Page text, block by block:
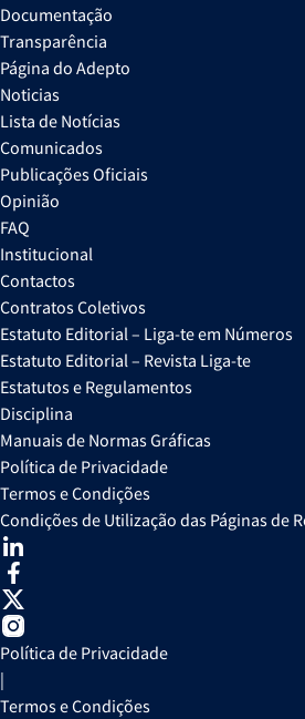
Documentação
Transparência
Página do Adepto
Noticias
Lista de Notícias
Comunicados
Publicações Oficiais
Opinião
FAQ
Institucional
Contactos
Contratos Coletivos
Estatuto Editorial – Liga-te em Números
Estatuto Editorial – Revista Liga-te
Estatutos e Regulamentos
Disciplina
Manuais de Normas Gráficas
Política de Privacidade
Termos e Condições
Condições de Utilização das Páginas de
Política de Privacidade
|
Termos e Condições